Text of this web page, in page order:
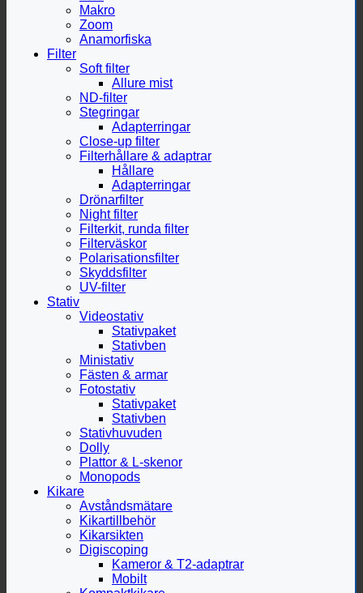
Makro
Zoom
Anamorfiska
Filter
Soft filter
Allure mist
ND-filter
Stegringar
Adapterringar
Close-up filter
Filterhållare & adaptrar
Hållare
Adapterringar
Drönarfilter
Night filter
Filterkit, runda filter
Filterväskor
Polarisationsfilter
Skyddsfilter
UV-filter
Stativ
Videostativ
Stativpaket
Stativben
Ministativ
Fästen & armar
Fotostativ
Stativpaket
Stativben
Stativhuvuden
Dolly
Plattor & L-skenor
Monopods
Kikare
Avståndsmätare
Kikartillbehör
Kikarsikten
Digiscoping
Kameror & T2-adaptrar
Mobilt